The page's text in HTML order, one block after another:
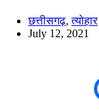
छत्तीसगढ़,त्योहार
July 12, 2021